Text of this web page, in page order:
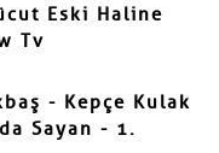
Eski Haline
Tv
- Kepçe Kulak
Sayan - 1.